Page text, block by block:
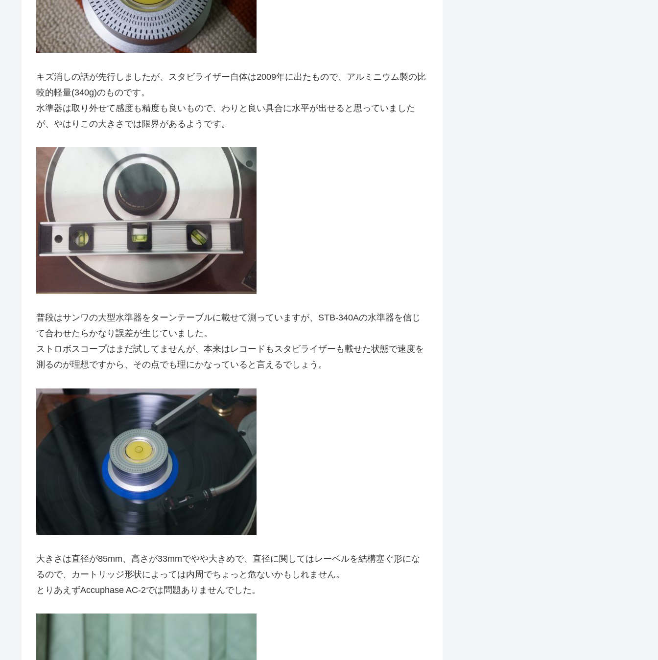
キズ消しの話が先行しましたが、スタビライザー自体は2009年に出たもので、アルミニウム製の比
較的軽量(340g)のものです。
水準器は取り外せて感度も精度も良いもので、わりと良い具合に水平が出せると思っていました
が、やはりこの大きさでは限界があるようです。
普段はサンワの大型水準器をターンテーブルに載せて測っていますが、STB-340Aの水準器を信じ
て合わせたらかなり誤差が生じていました。
ストロボスコープはまだ試してませんが、本来はレコードもスタビライザーも載せた状態で速度を
測るのが理想ですから、その点でも理にかなっていると言えるでしょう。
大きさは直径が85mm、高さが33mmでやや大きめで、直径に関してはレーベルを結構塞ぐ形にな
るので、カートリッジ形状によっては内周でちょっと危ないかもしれません。
とりあえずAccuphase AC-2では問題ありませんでした。